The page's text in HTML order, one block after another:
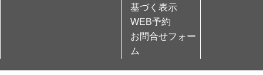
基づく表示
WEB予約
お問合せフォー
ム